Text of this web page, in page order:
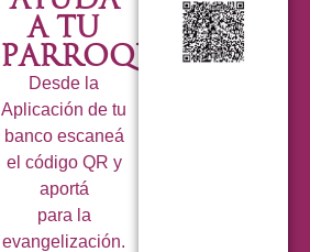
a tu
Parroquia
Desde la
Aplicación de tu
banco escaneá
el código QR y
aportá
para la
evangelización.